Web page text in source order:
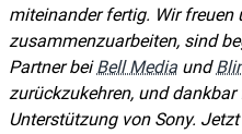
miteinander fertig. Wir freuen
zusammenzuarbeiten, sind
Partner beiBell Media und
zurückzukehren, und
Unterstützung von Sony.